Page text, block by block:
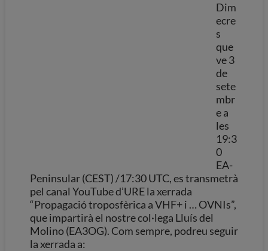
Dim
ecre
s
que
ve 3
de
sete
mbr
e a
les
19:3
0
EA-
Peninsular (CEST) /17:30 UTC, es transmetrà
pel canal YouTube d’URE la xerrada
“Propagació troposfèrica a VHF+ i … OVNIs”,
que impartirà el nostre col·lega Lluís del
Molino (EA3OG). Com sempre, podreu seguir
la xerrada a: